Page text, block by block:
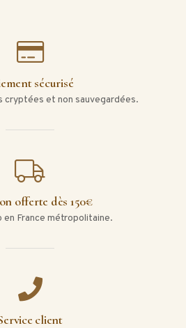
sécurisé
cryptées et non sauvegardées.
offerte dès 150€
en France métropolitaine.
client